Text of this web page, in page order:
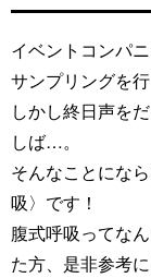
イベントコンパ
サンプリングを
しかし終日声を
しば…。
そんなことにな
吸〉です！
腹式呼吸ってな
た方、是非参考